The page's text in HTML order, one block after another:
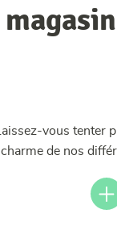
vous
de nos